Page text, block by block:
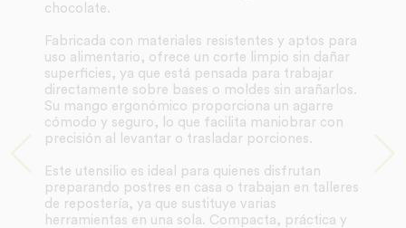
chocolate.
Fabricada con materiales resistentes y aptos para
uso alimentario, ofrece un corte limpio sin dañar
superficies, ya que está pensada para trabajar
directamente sobre bases o moldes sin arañarlos.
Su mango ergonómico proporciona un agarre
cómodo y seguro, lo que facilita maniobrar con
precisión al levantar o trasladar porciones.
Este utensilio es ideal para quienes disfrutan
preparando postres en casa o trabajan en talleres
de repostería, ya que sustituye varias
herramientas en una sola. Compacta, práctica y